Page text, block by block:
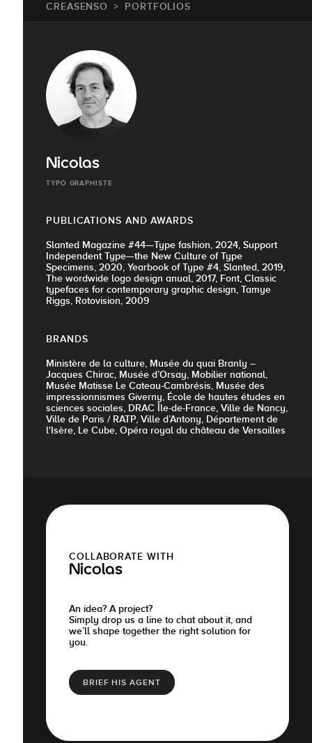
CREASENSO PORTFOLIOS
Nicolas
TYPO GRAPHISTE
PUBLICATIONS AND AWARDS
Slanted Magazine #44—Type fashion, 2024, Support
Independent Type—the New Culture of Type
Specimens, 2020, Yearbook of Type #4, Slanted, 2019,
The wordwide logo design anual, 2017, Font, Classic
typefaces for contemporary graphic design, Tamye
Riggs, Rotovision, 2009
BRANDS
Ministère de la culture, Musée du quai Branly –
Jacques Chirac, Musée d’Orsay, Mobilier national,
Musée Matisse Le Cateau-Cambrésis, Musée des
impressionnismes Giverny, École de hautes études en
sciences sociales, DRAC Île-de-France, Ville de Nancy,
Ville de Paris / RATP, Ville d’Antony, Département de
l'Isère, Le Cube, Opéra royal du château de Versailles
COLLABORATE WITH
Nicolas
An idea? A project?
Simply drop us a line to chat about it, and
we’ll shape together the right solution for
you.
BRIEF HIS AGENT